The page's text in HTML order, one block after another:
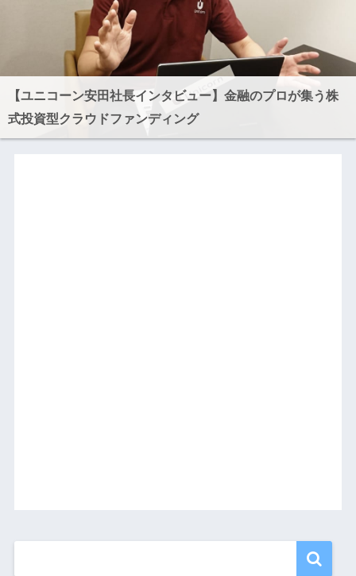
【ユニコーン安田社長インタビュー】金融のプロが集う株
式投資型クラウドファンディング